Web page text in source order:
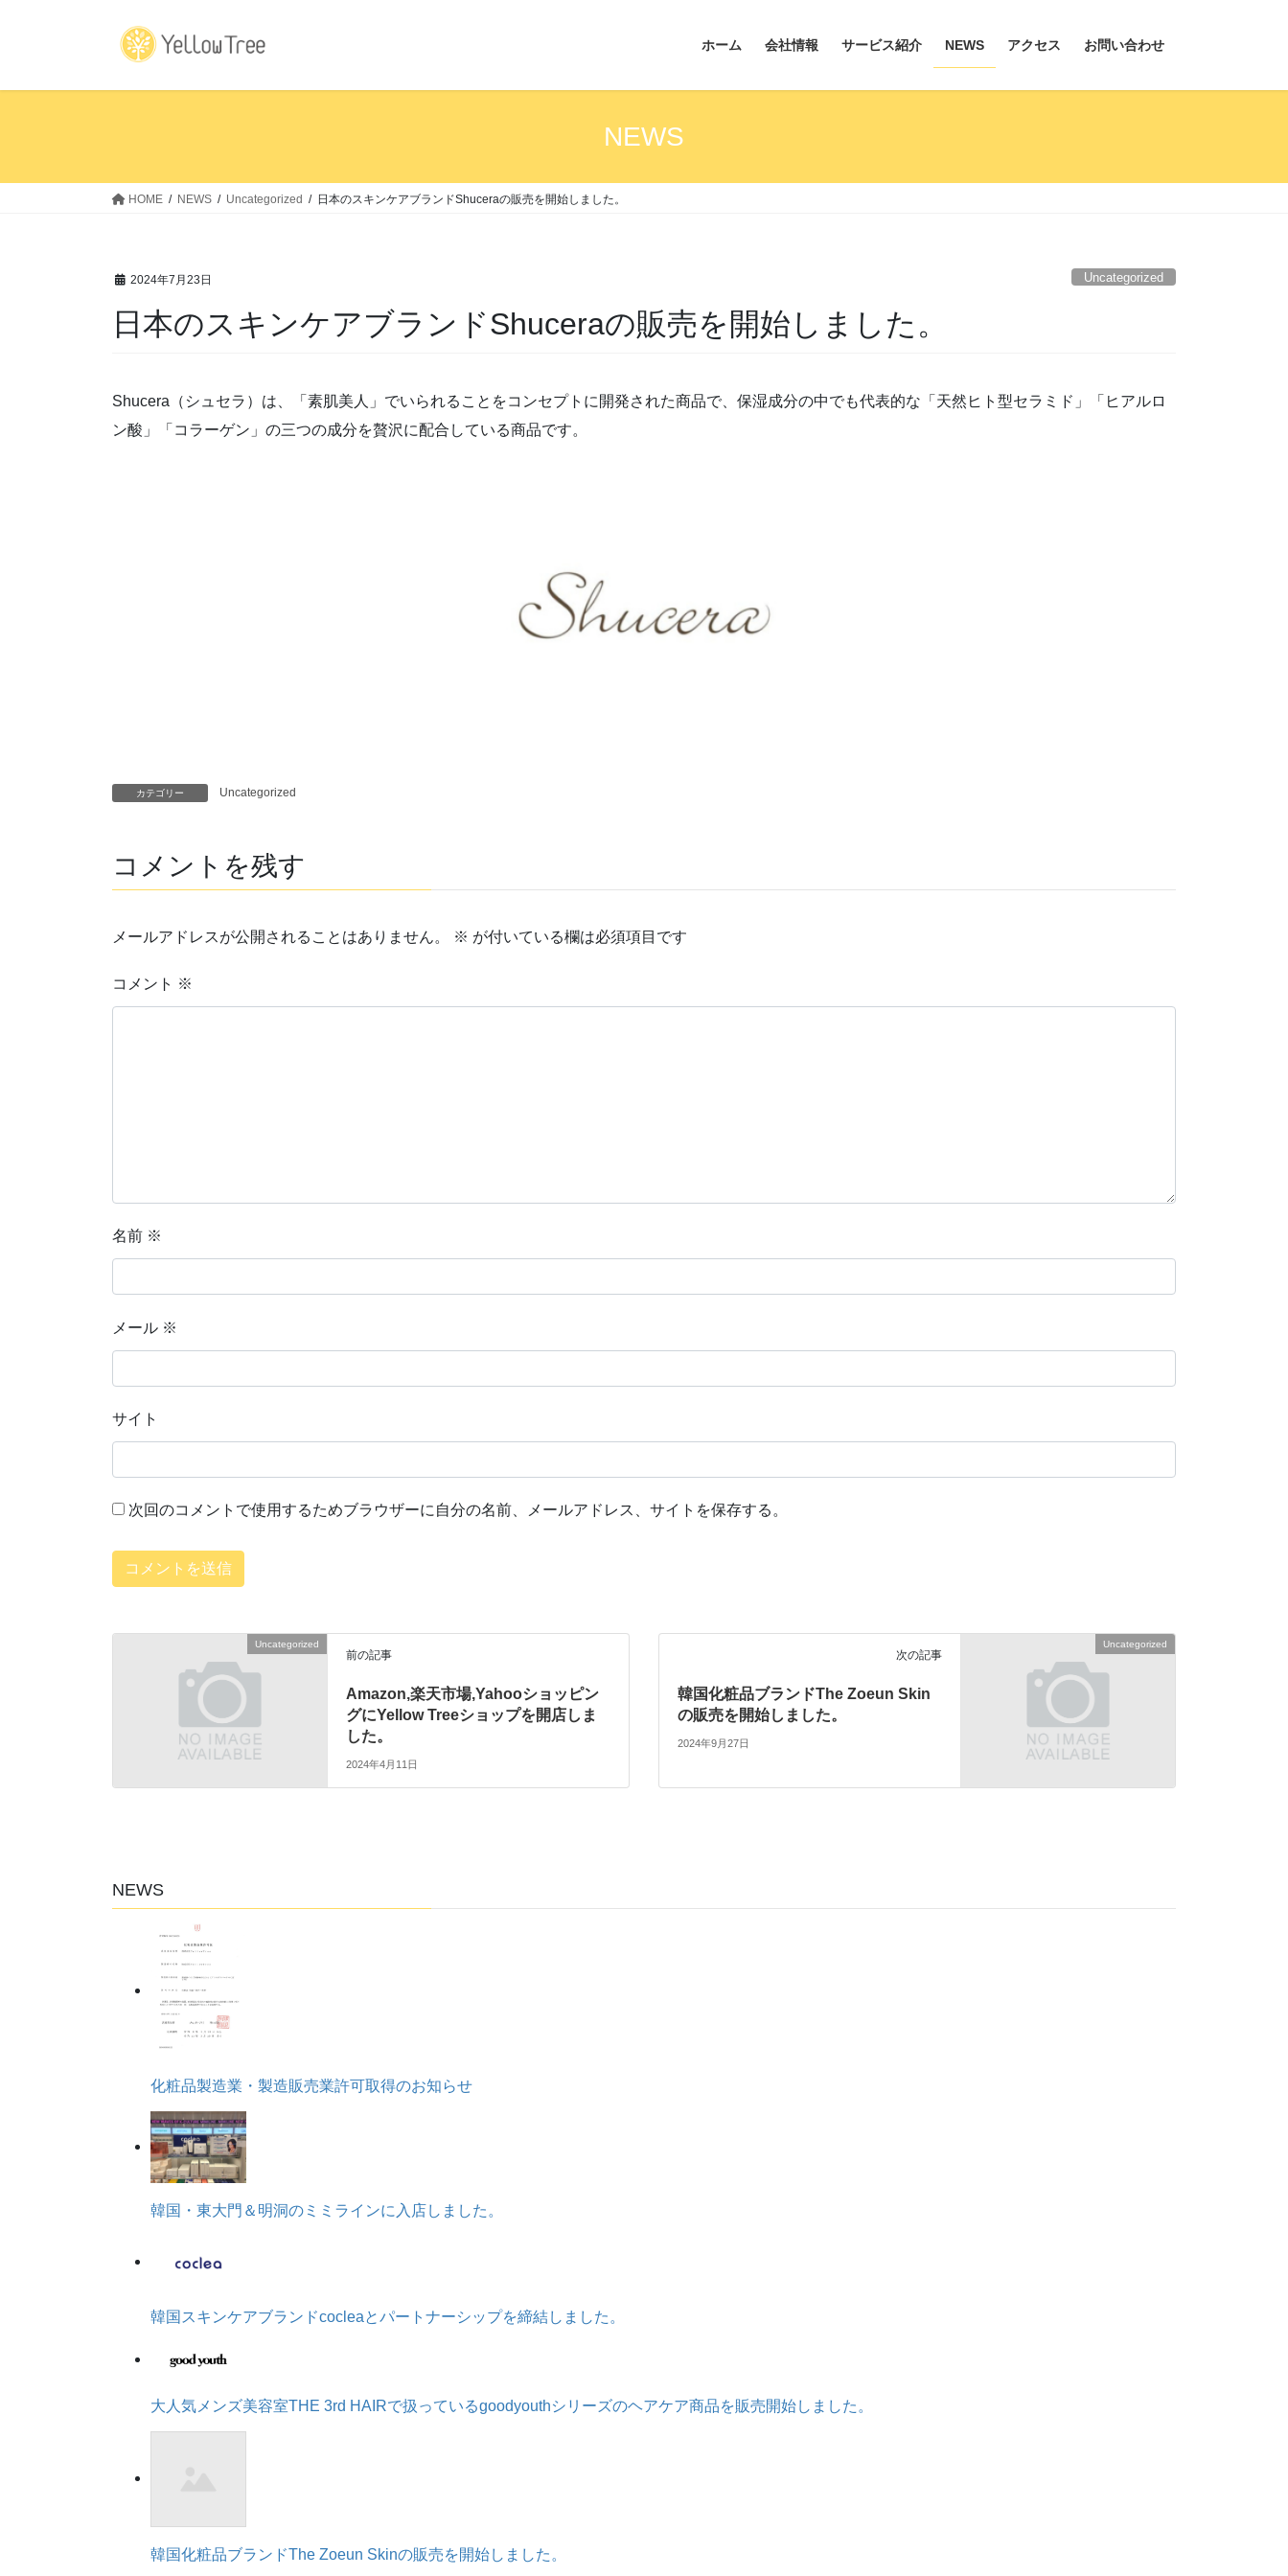
ホーム 会社情報 サービス紹介 NEWS アクセス お問い合わせ
NEWS
HOME NEWS Uncategorized 日本のスキンケアブランドShuceraの販売を開始しました。
2024年7月23日 Uncategorized
日本のスキンケアブランドShuceraの販売を開始しました。
Shucera（シュセラ）は、「素肌美人」でいられることをコンセプトに開発された商品で、保湿成分の中でも代表的な「天然ヒト型セラミド」「ヒアルロ
ン酸」「コラーゲン」の三つの成分を贅沢に配合している商品です。
カテゴリー Uncategorized
コメントを残す
メールアドレスが公開されることはありません。 ※ が付いている欄は必須項目です
コメント ※
名前 ※
メール ※
サイト
次回のコメントで使用するためブラウザーに自分の名前、メールアドレス、サイトを保存する。
Uncategorized
前の記事
Amazon,楽天市場,Yahooショッピン
グにYellow Treeショップを開店しま
した。
2024年4月11日
Uncategorized
次の記事
韓国化粧品ブランドThe Zoeun Skin
の販売を開始しました。
2024年9月27日
NEWS
化粧品製造業・製造販売業許可取得のお知らせ
韓国・東大門＆明洞のミミラインに入店しました。
韓国スキンケアブランドcocleaとパートナーシップを締結しました。
大人気メンズ美容室THE 3rd HAIRで扱っているgoodyouthシリーズのヘアケア商品を販売開始しました。
韓国化粧品ブランドThe Zoeun Skinの販売を開始しました。